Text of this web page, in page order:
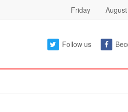
Friday
Follow us